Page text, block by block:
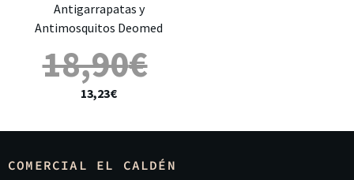
Antigarrapatas y
Antimosquitos Deomed
18,90€
13,23€
COMERCIAL EL CALDÉN